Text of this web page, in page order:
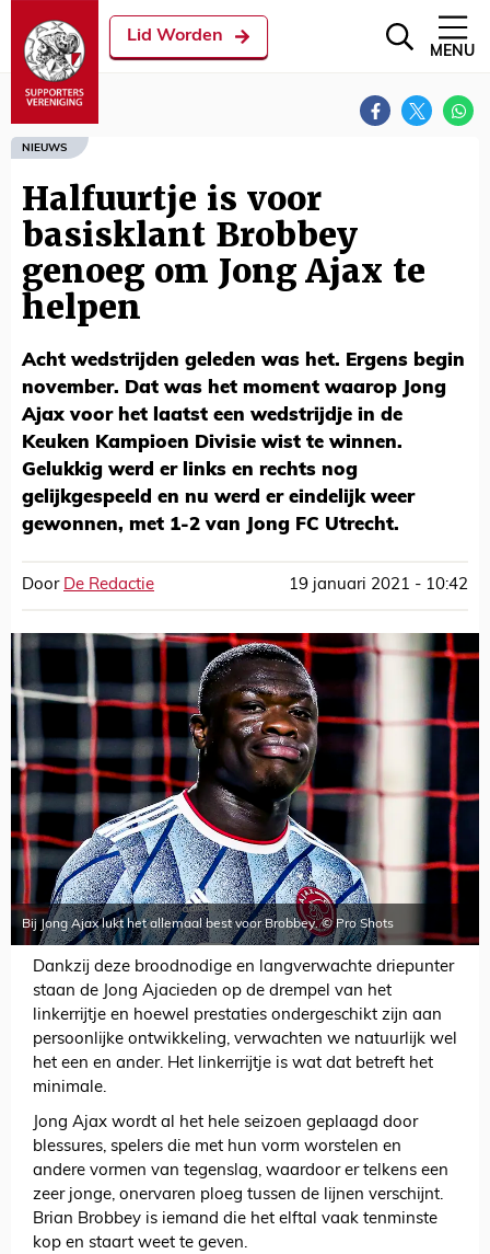
Lid Worden
MENU
NIEUWS
Halfuurtje is voor
basisklant Brobbey
genoeg om Jong Ajax te
helpen
Acht wedstrijden geleden was het. Ergens begin
november. Dat was het moment waarop Jong
Ajax voor het laatst een wedstrijdje in de
Keuken Kampioen Divisie wist te winnen.
Gelukkig werd er links en rechts nog
gelijkgespeeld en nu werd er eindelijk weer
gewonnen, met 1-2 van Jong FC Utrecht.
Door De Redactie 19 januari 2021 - 10:42
Bij Jong Ajax lukt het allemaal best voor Brobbey. © Pro Shots
Dankzij deze broodnodige en langverwachte driepunter
staan de Jong Ajacieden op de drempel van het
linkerrijtje en hoewel prestaties ondergeschikt zijn aan
persoonlijke ontwikkeling, verwachten we natuurlijk wel
het een en ander. Het linkerrijtje is wat dat betreft het
minimale.
Jong Ajax wordt al het hele seizoen geplaagd door
blessures, spelers die met hun vorm worstelen en
andere vormen van tegenslag, waardoor er telkens een
zeer jonge, onervaren ploeg tussen de lijnen verschijnt.
Brian Brobbey is iemand die het elftal vaak tenminste
kop en staart weet te geven.